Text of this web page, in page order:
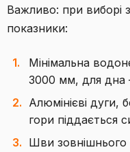
Важливо: при виборі
показники:
Мінімальна
3000 мм, для дна
Алюмінієві дуги,
гори піддається
Шви зовнішнього